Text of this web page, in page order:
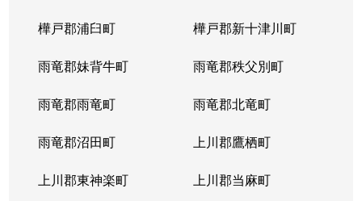
樺戸郡浦臼町 樺戸郡新十津川町
雨竜郡妹背牛町 雨竜郡秩父別町
雨竜郡雨竜町 雨竜郡北竜町
雨竜郡沼田町 上川郡鷹栖町
上川郡東神楽町 上川郡当麻町